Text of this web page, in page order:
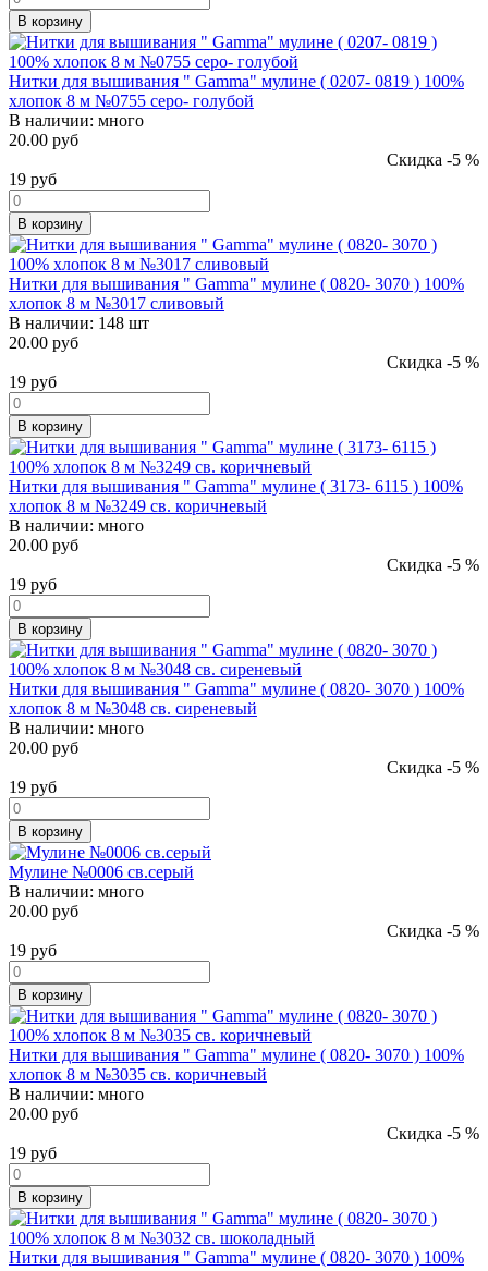
В корзину
Нитки для вышивания " Gamma" мулине ( 0207- 0819 ) 100%
хлопок 8 м №0755 серо- голубой
В наличии: много
20.00 руб
Скидка -5 %
19 руб
В корзину
Нитки для вышивания " Gamma" мулине ( 0820- 3070 ) 100%
хлопок 8 м №3017 сливовый
В наличии: 148 шт
20.00 руб
Скидка -5 %
19 руб
В корзину
Нитки для вышивания " Gamma" мулине ( 3173- 6115 ) 100%
хлопок 8 м №3249 св. коричневый
В наличии: много
20.00 руб
Скидка -5 %
19 руб
В корзину
Нитки для вышивания " Gamma" мулине ( 0820- 3070 ) 100%
хлопок 8 м №3048 св. сиреневый
В наличии: много
20.00 руб
Скидка -5 %
19 руб
В корзину
Мулине №0006 св.серый
В наличии: много
20.00 руб
Скидка -5 %
19 руб
В корзину
Нитки для вышивания " Gamma" мулине ( 0820- 3070 ) 100%
хлопок 8 м №3035 св. коричневый
В наличии: много
20.00 руб
Скидка -5 %
19 руб
В корзину
Нитки для вышивания " Gamma" мулине ( 0820- 3070 ) 100%